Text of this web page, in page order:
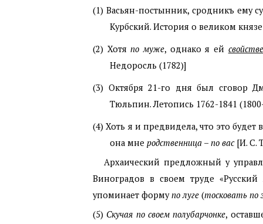
(1) Васьян-постынник, сродникъ ему
Курбский. История о великом
(2) Хотяпо муже, однако я ей
Недоросль (1782)]
(3) Октября 21-го дня был сговор
Тюльпин. Летопись 1762-1841
(4) Хоть я и предвидела, что это
она мнеродственница –по вас[И. С.
Архаический предложный у
Виноградов в своем труде
упоминает формупо луге (тосковать по
(5) Скучая по своем полубарчонке,